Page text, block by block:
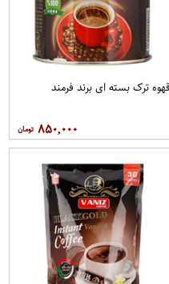
قهوه ترک بسته ای برند فرمند
۸۵۰,۰۰۰